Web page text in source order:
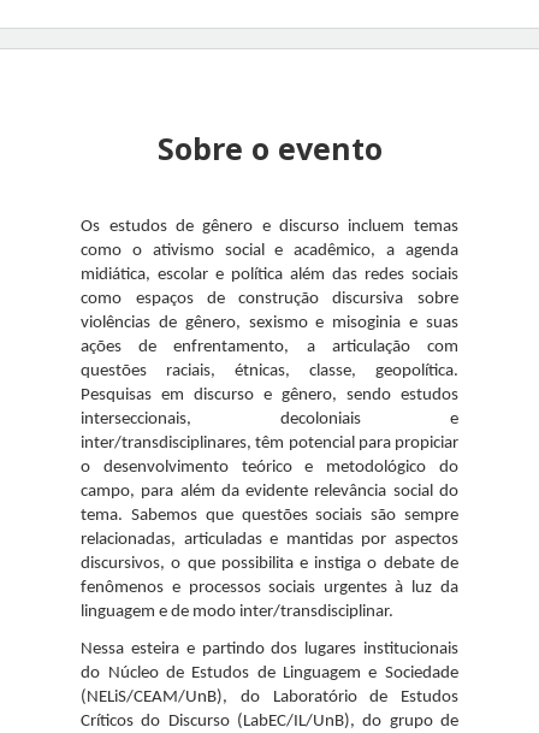
Sobre o evento
Os estudos de gênero e discurso incluem temas
como o ativismo social e acadêmico, a agenda
midiática, escolar e política além das redes sociais
como espaços de construção discursiva sobre
violências de gênero, sexismo e misoginia e suas
ações de enfrentamento, a articulação com
questões raciais, étnicas, classe, geopolítica.
Pesquisas em discurso e gênero, sendo estudos
interseccionais, decoloniais e
inter/transdisciplinares, têm potencial para propiciar
o desenvolvimento teórico e metodológico do
campo, para além da evidente relevância social do
tema. Sabemos que questões sociais são sempre
relacionadas, articuladas e mantidas por aspectos
discursivos, o que possibilita e instiga o debate de
fenômenos e processos sociais urgentes à luz da
linguagem e de modo inter/transdisciplinar.
Nessa esteira e partindo dos lugares institucionais
do Núcleo de Estudos de Linguagem e Sociedade
(NELiS/CEAM/UnB), do Laboratório de Estudos
Críticos do Discurso (LabEC/IL/UnB), do grupo de